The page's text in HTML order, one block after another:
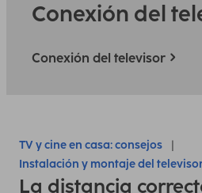
Conexión del
Conexión del televisor
TV y cine en casa: consejos
Instalación y montaje del
La distancia